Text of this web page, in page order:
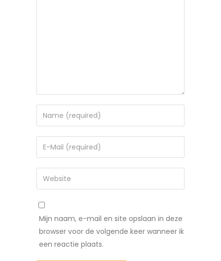
Mijn naam, e-mail en site opslaan in deze
browser voor de volgende keer wanneer ik
een reactie plaats.